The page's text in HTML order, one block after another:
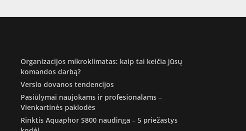
Organizacijos mikroklimatas: kaip tai keičia jūsų
komandos darbą?
Verslo dovanos tendencijos
Pasiūlymai naujokams ir profesionalams –
Vienkartinės paklodės
Rinktis Aquaphor S800 naudinga – 5 priežastys